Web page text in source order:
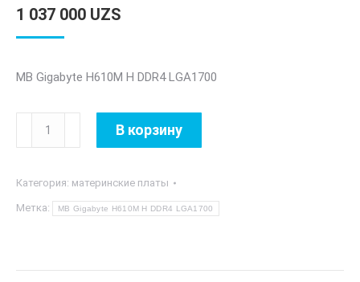
1 037 000 UZS
MB Gigabyte H610M H DDR4 LGA1700
Количество
товара
Gigabyte
H610M
LGA1700
В корзину
Категория: материнские платы
Метка: MB Gigabyte H610M H DDR4 LGA1700